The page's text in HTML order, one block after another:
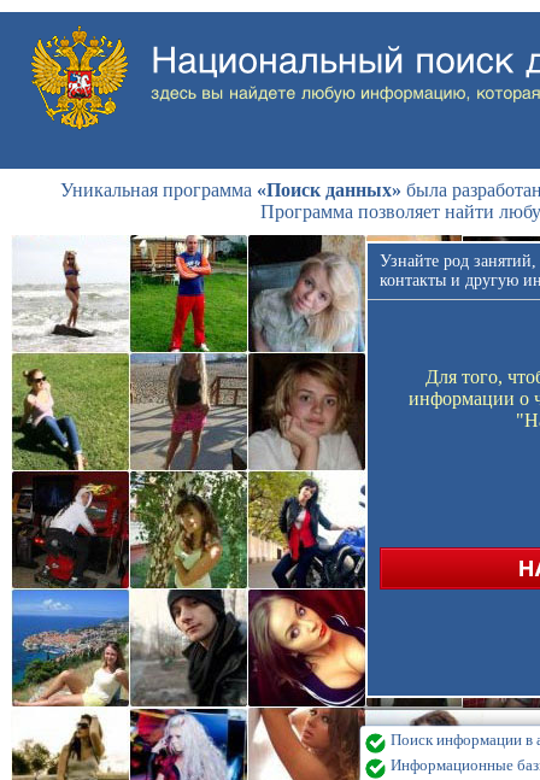
Уникальная программа «Поиск данных» была
Программа позволяет найти
Узнайте род
контакты и другую
Для того,
информации о
Поиск информации в
Информационные